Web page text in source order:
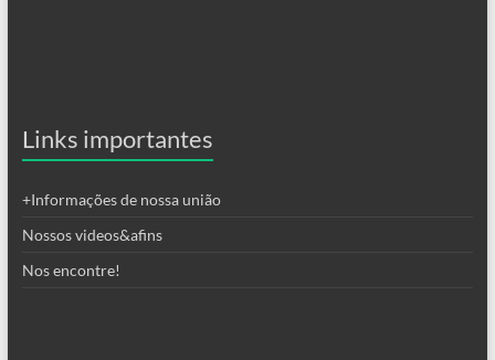
Links importantes
+Informações de nossa união
Nossos videos&afins
Nos encontre!